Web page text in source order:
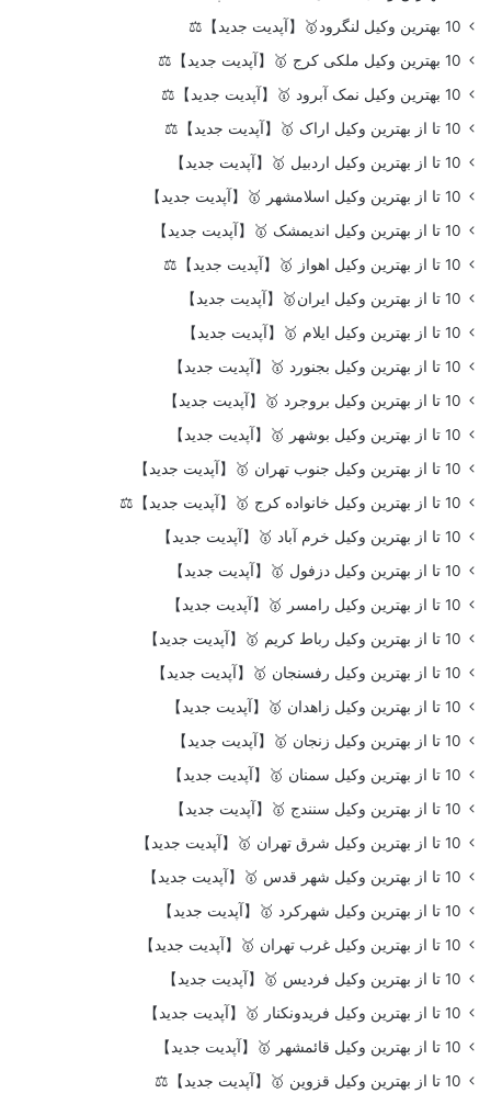
10 بهترین وکیل لنگرود🥇【آپدیت جدید】⚖️
10 بهترین وکیل ملکی کرج 🥇【آپدیت جدید】⚖️
10 بهترین وکیل نمک آبرود 🥇【آپدیت جدید】⚖️
10 تا از بهترین وکیل اراک 🥇【آپدیت جدید】⚖️
10 تا از بهترین وکیل اردبیل 🥇【آپدیت جدید】
10 تا از بهترین وکیل اسلامشهر 🥇【آپدیت جدید】
10 تا از بهترین وکیل اندیمشک 🥇【آپدیت جدید】
10 تا از بهترین وکیل اهواز 🥇【آپدیت جدید】⚖️
10 تا از بهترین وکیل ایران🥇【آپدیت جدید】
10 تا از بهترین وکیل ایلام 🥇【آپدیت جدید】
10 تا از بهترین وکیل بجنورد 🥇【آپدیت جدید】
10 تا از بهترین وکیل بروجرد 🥇【آپدیت جدید】
10 تا از بهترین وکیل بوشهر 🥇【آپدیت جدید】
10 تا از بهترین وکیل جنوب تهران 🥇【آپدیت جدید】
10 تا از بهترین وکیل خانواده کرج 🥇【آپدیت جدید】⚖️
10 تا از بهترین وکیل خرم آباد 🥇【آپدیت جدید】
10 تا از بهترین وکیل دزفول 🥇【آپدیت جدید】
10 تا از بهترین وکیل رامسر 🥇【آپدیت جدید】
10 تا از بهترین وکیل رباط کریم 🥇【آپدیت جدید】
10 تا از بهترین وکیل رفسنجان 🥇【آپدیت جدید】
10 تا از بهترین وکیل زاهدان 🥇【آپدیت جدید】
10 تا از بهترین وکیل زنجان 🥇【آپدیت جدید】
10 تا از بهترین وکیل سمنان 🥇【آپدیت جدید】
10 تا از بهترین وکیل سنندج 🥇【آپدیت جدید】
10 تا از بهترین وکیل شرق تهران 🥇【آپدیت جدید】
10 تا از بهترین وکیل شهر قدس 🥇【آپدیت جدید】
10 تا از بهترین وکیل شهرکرد 🥇【آپدیت جدید】
10 تا از بهترین وکیل غرب تهران 🥇【آپدیت جدید】
10 تا از بهترین وکیل فردیس 🥇【آپدیت جدید】
10 تا از بهترین وکیل فریدونکنار 🥇【آپدیت جدید】
10 تا از بهترین وکیل قائمشهر 🥇【آپدیت جدید】
10 تا از بهترین وکیل قزوین 🥇【آپدیت جدید】⚖️